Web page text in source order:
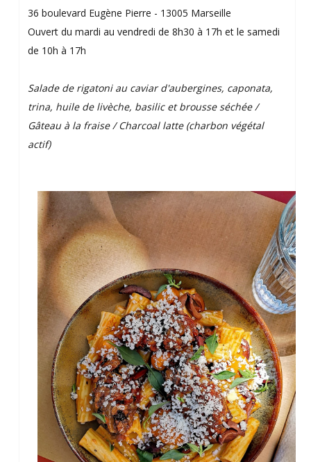
36 boulevard Eugène Pierre - 13005 Marseille
Ouvert du mardi au vendredi de 8h30 à 17h et le samedi
de 10h à 17h
Salade de rigatoni au caviar d'aubergines, caponata,
trina, huile de livèche, basilic et brousse séchée /
Gâteau à la fraise / Charcoal latte (charbon végétal
actif)